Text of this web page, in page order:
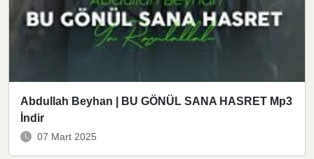
Abdullah Beyhan | BU GÖNÜL SANA HASRET Mp3
İndir
07 Mart 2025